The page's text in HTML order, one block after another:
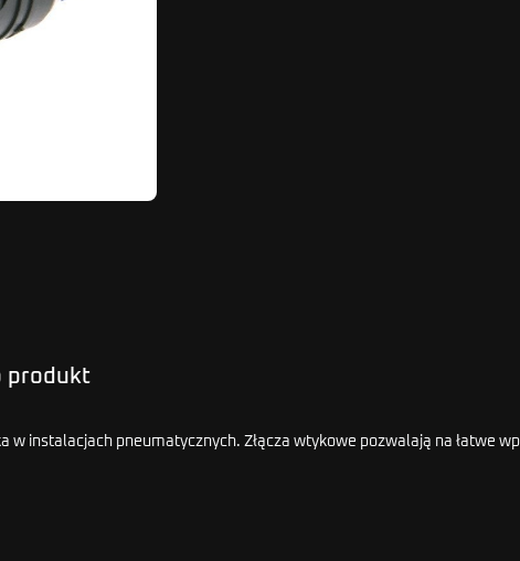
produkt
w instalacjach pneumatycznych. Złącza wtykowe pozwalają na łatwe